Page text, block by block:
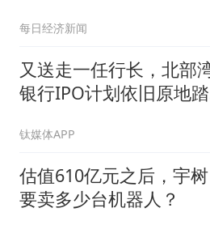
元
每日经济新闻
又送走一任行长，北部
银行IPO计划依旧原地踏
钛媒体APP
估值610亿元之后，宇树
要卖多少台机器人？